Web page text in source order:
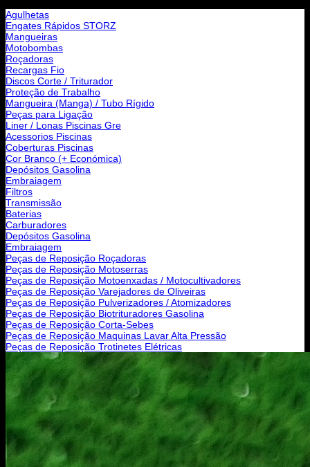
Agulhetas
Engates Rápidos STORZ
Mangueiras
Motobombas
Roçadoras
Recargas Fio
Discos Corte / Triturador
Proteção de Trabalho
Mangueira (Manga) / Tubo Rígido
Peças para Ligação
Liner / Lonas Piscinas Gre
Acessorios Piscinas
Coberturas Piscinas
Cor Branco (+ Económica)
Depósitos Gasolina
Embraiagem
Filtros
Transmissão
Baterias
Carburadores
Depósitos Gasolina
Embraiagem
Peças de Reposição Roçadoras
Peças de Reposição Motoserras
Peças de Reposição Motoenxadas / Motocultivadores
Peças de Reposição Varejadores de Oliveiras
Peças de Reposição Pulverizadores / Atomizadores
Peças de Reposição Biotrituradores Gasolina
Peças de Reposição Corta-Sebes
Peças de Reposição Maquinas Lavar Alta Pressão
Peças de Reposição Trotinetes Elétricas